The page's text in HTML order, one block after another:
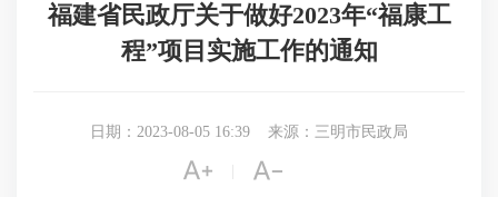
福建省民政厅关于做好2023年“福康工
程”项目实施工作的通知
日期：2023-08-05 16:39 来源：三明市民政局
 